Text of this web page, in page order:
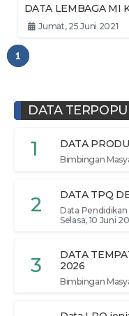
DATA LEMBAGA MI
Jumat, 25 Juni 2021
1
DATA
1 DATA
Bimbingan
2 DATA TPQ
Data
Selasa, 10 Juni
3
DATA
2026
Bimbingan